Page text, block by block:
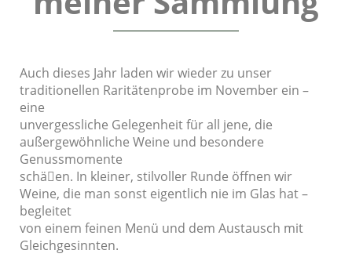
Auch dieses Jahr laden wir wieder zu unser
traditionellen Raritätenprobe im November ein –
eine
unvergessliche Gelegenheit für all jene, die
außergewöhnliche Weine und besondere
Genussmomente
schä􀄵en. In kleiner, stilvoller Runde öffnen wir
Weine, die man sonst eigentlich nie im Glas hat –
begleitet
von einem feinen Menü und dem Austausch mit
Gleichgesinnten.